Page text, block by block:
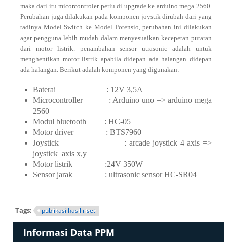
maka dari itu micorcontroler perlu di upgrade ke arduino mega 2560.
Perubahan juga dilakukan pada komponen joystik dirubah dari yang
tadinya Model Switch ke Model Potensio, perubahan ini dilakukan
agar pengguna lebih mudah dalam menyesuaikan kecepetan putaran
dari motor listrik. penambahan sensor utrasonic adalah untuk
menghentikan motor listrik apabila didepan ada halangan didepan
ada halangan. Berikut adalah komponen yang digunakan:
Baterai : 12V 3,5A
Microcontroller : Arduino uno => arduino mega
2560
Modul bluetooth : HC-05
Motor driver : BTS7960
Joystick : arcade joystick 4 axis =>
joystick axis x,y
Motor listrik :24V 350W
Sensor jarak : ultrasonic sensor HC-SR04
Tags: publikasi hasil riset
Informasi Data PPM